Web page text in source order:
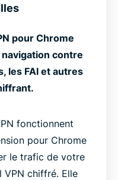
pour Chrome
contre
les FAI et autres
fonctionnent
pour Chrome
le trafic de votre
VPN chiffré. Elle